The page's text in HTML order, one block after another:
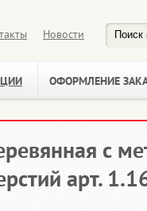
Новости
ОФОРМЛЕНИЕ
с
арт.